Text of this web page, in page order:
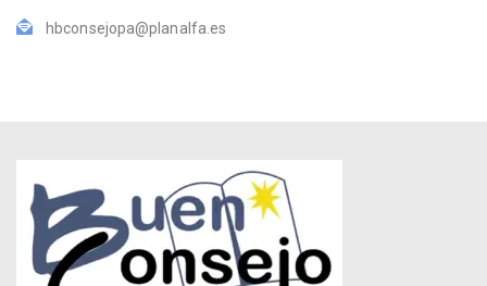
hbconsejopa@planalfa.es